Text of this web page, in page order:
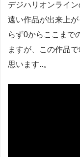
デジハリオンライ
遠い作品が出来上
らず0からここまで
ますが、この作品
思います..。